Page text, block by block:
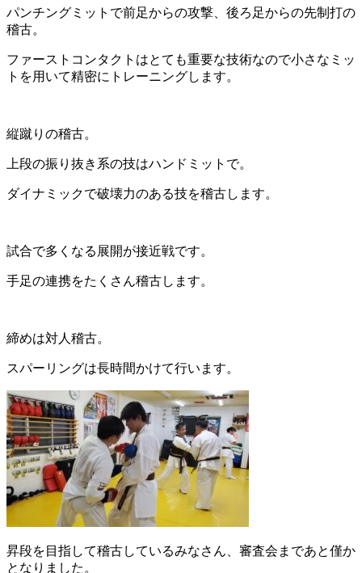
パンチングミットで前足からの攻撃、後ろ足からの先制打の
稽古。
ファーストコンタクトはとても重要な技術なので小さなミッ
トを用いて精密にトレーニングします。
縦蹴りの稽古。
上段の振り抜き系の技はハンドミットで。
ダイナミックで破壊力のある技を稽古します。
試合で多くなる展開が接近戦です。
手足の連携をたくさん稽古します。
締めは対人稽古。
スパーリングは長時間かけて行います。
昇段を目指して稽古しているみなさん、審査会まであと僅か
となりました。